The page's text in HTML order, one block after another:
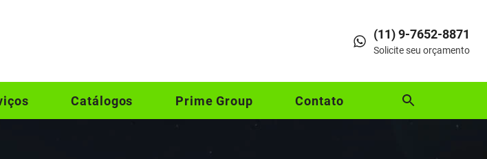
(11) 9-7652-8871
Solicite seu orçamento
Catálogos Prime Group Contato